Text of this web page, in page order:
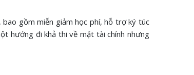
gồm miễn giảm học phí, hỗ trợ ký túc
hướng đi khả thi về mặt tài chính nhưng